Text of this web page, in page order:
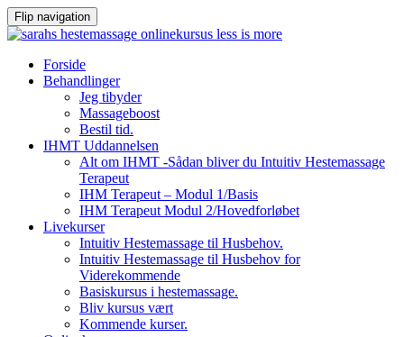
Flip navigation
VidereForside
Behandlinger
Jeg tibyder
Massageboost
Bestil tid.
IHMT Uddannelsen
Alt om IHMT -Sådan bliver du Intuitiv Hestemassage
Terapeut
IHM Terapeut – Modul 1/Basis
IHM Terapeut Modul 2/Hovedforløbet
Livekurser
Intuitiv Hestemassage til Husbehov.
Intuitiv Hestemassage til Husbehov for
Viderekommende
Basiskursus i hestemassage.
Bliv kursus vært
Kommende kurser.